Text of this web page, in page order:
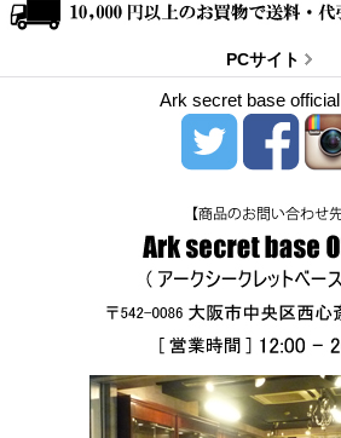
PCサイト
Ark secret base